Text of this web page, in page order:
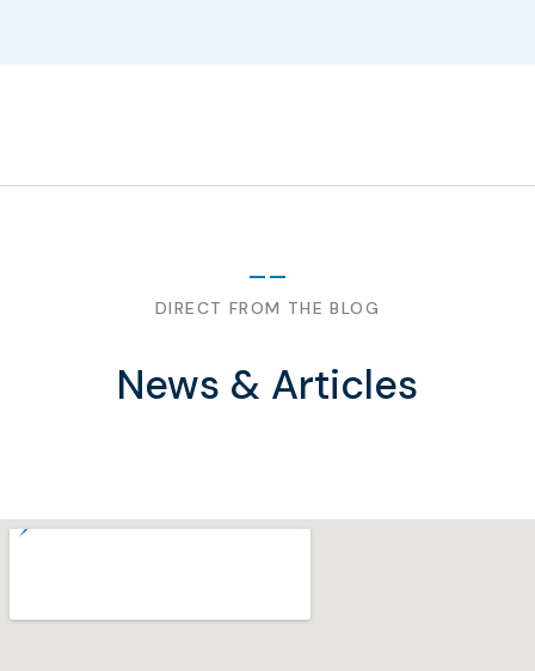
DIRECT FROM THE BLOG
News & Articles